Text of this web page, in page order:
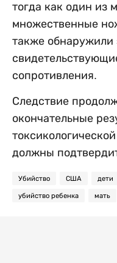
тогда как один из
множественные
также
сопротивления.
Следствие
окончательные
должны
Убийство США дети
убийство ребенка мать